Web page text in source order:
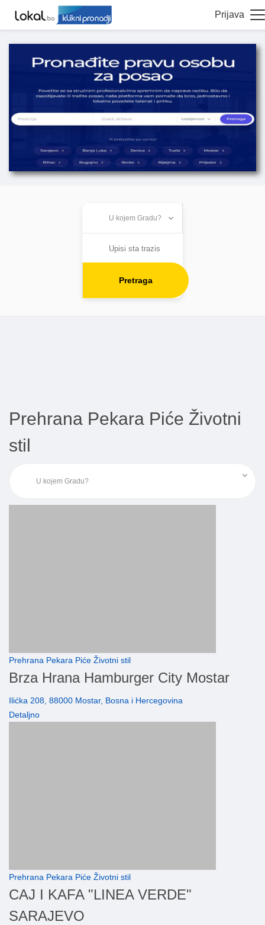
Prijava
Pretraga
Prehrana Pekara Piće Životni
stil
Prehrana Pekara Piće Životni stil
Brza Hrana Hamburger City Mostar
Ilićka 208, 88000 Mostar, Bosna i Hercegovina
Detaljno
Prehrana Pekara Piće Životni stil
CAJ I KAFA "LINEA VERDE"
SARAJEVO